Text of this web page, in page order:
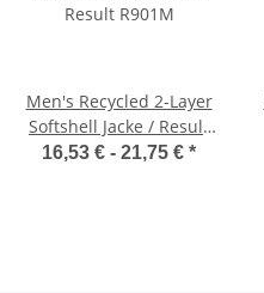
Men's Recycled 2-Layer
Softshell Jacke / Result
R901M
16,53 € - 21,75 € *